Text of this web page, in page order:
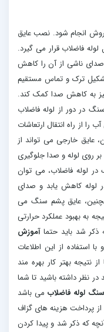
روش انجام شود. نصب عایق
فاضلاب قرار می گیرد.
ناشی از آن را کاهش
ترک و تماس مستقیم
نیز به کاهش صدا کمک کند.
در دور از لوله فاضلاب
از راه انتقال ارتعاشات
عایق خارجی می تواند از
روی لوله و صدا جلوگیری
لوله فاضلاب، می توان
لوله کاهش یابد و صدای
عایق پشم سنگ می
به بهبود عملکرد حرارتی
ذکر شد باید حتما آموزش
با استفاده از این اطلاعات
نتیجه بهتر کار بهره مند
نظر داشته باشید تا شما
لوله فاضلاب می باشد
پرداخت هزینه های گزاف
که ذکر شد و پیدا کردن